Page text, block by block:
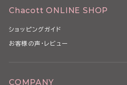
Chacott ONLINE SHOP
ショッピングガイド
お客様の声・レビュー
COMPANY